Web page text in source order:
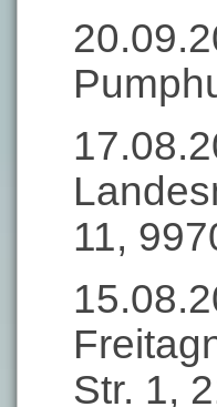
11,
Str. 1,